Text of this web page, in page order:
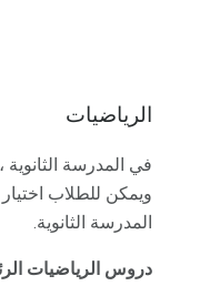
الرياضيات
في المدرسة
ويمكن للطلاب
المدرسة الثانوية.
دروس الرياضيات